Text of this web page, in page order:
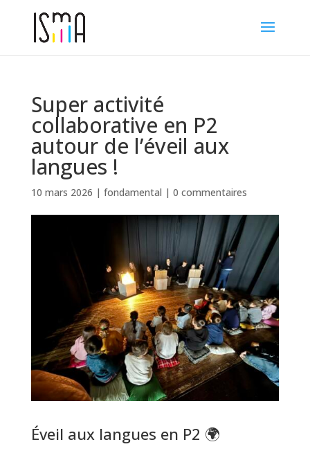
Super activité
collaborative en P2
autour de l’éveil aux
langues !
10 mars 2026 | fondamental | 0 commentaires
Éveil aux langues en P2 🌍